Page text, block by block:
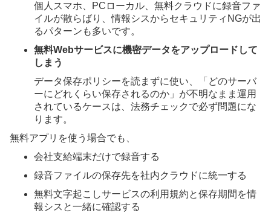
個人スマホ、PCローカル、無料クラウドに録音ファ
イルが散らばり、情報シスからセキュリティNGが出
るパターンも多いです。
無料Webサービスに機密データをアップロードして
しまう
データ保存ポリシーを読まずに使い、「どのサーバ
ーにどれくらい保存されるのか」が不明なまま運用
されているケースは、法務チェックで必ず問題にな
ります。
無料アプリを使う場合でも、
会社支給端末だけで録音する
録音ファイルの保存先を社内クラウドに統一する
無料文字起こしサービスの利用規約と保存期間を情
報シスと一緒に確認する